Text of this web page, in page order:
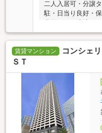
二人入居可・分譲
駐・日当り良好・
費用カード決済可
賃貸マンション
コンシェ
ＳＴ